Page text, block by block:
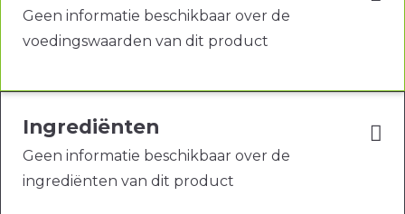
Geen informatie beschikbaar over de
voedingswaarden van dit product
Ingrediënten
Geen informatie beschikbaar over de
ingrediënten van dit product